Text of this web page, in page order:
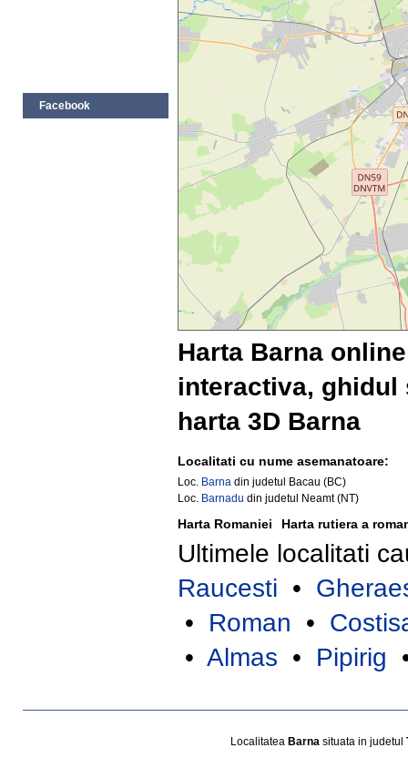
Facebook
Harta Barna
interactiva, ghidul
harta 3D Barna
Localitati cu nume asemanatoare:
Loc. Barna din judetul Bacau (BC)
Loc. Barnadu din judetul Neamt (NT)
Harta Romaniei Harta rutiera a
Ultimele localitati
Raucesti •
• Roman •
• Almas • Pipirig
Localitatea Barna situata in judetul